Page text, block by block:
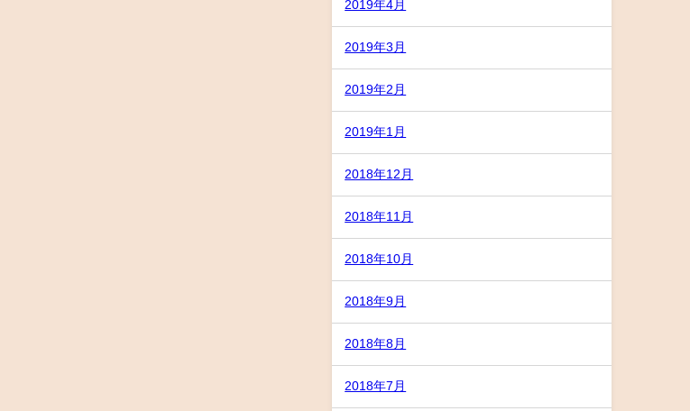
2019年4月
2019年3月
2019年2月
2019年1月
2018年12月
2018年11月
2018年10月
2018年9月
2018年8月
2018年7月